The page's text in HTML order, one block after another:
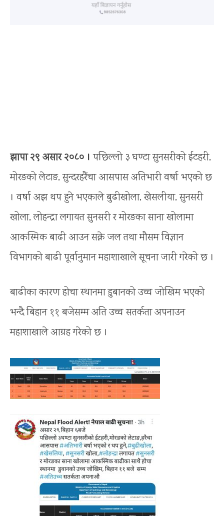
झापा २९ असार २०८० । पछिल्लो ३ घण्टा सुनसरीको ईटहरी,
मोरङको लेटाङ, सुन्दरहरैंचा आसपास अतिभारी वर्षा भएको छ
। वर्षा अझ थप हुने भएकाले बुढीखोला, खेसलीया, सुनसरी
खोला, लोहन्द्रा लगायत सुनसरी र मोरङका साना खोलामा
आकस्मिक बाढी आउन सक्ने जल तथा मौसम विज्ञान
विभागको बाढी पूर्वानुमान महाशाखाले सूचना जारी गरेको छ ।
बाढीका कारण होचा स्थानमा डुबानको उच्च जोखिम भएको
भन्दै बिहान ११ बजेसम्म अति उच्च सतर्कता अपनाउन
महाशाखाले आग्रह गरेको छ ।